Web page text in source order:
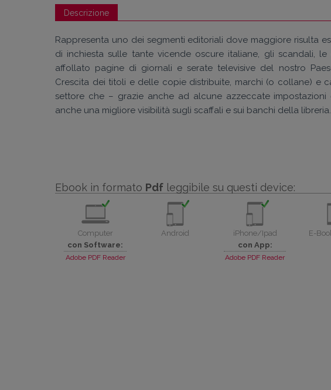
Descrizione
Rappresenta uno dei segmenti editoriali dove maggiore risulta
di inchiesta sulle tante vicende oscure italiane, gli scandali,
affollato pagine di giornali e serate televisive del nostro
Crescita dei titoli e delle copie distribuite, marchi (o collane) e
settore che – grazie anche ad alcune azzeccate
anche una migliore visibilità sugli scaffali e sui banchi della libreria.
Ebook in formato Pdf leggibile su questi device:
Computer
con Software:
Adobe PDF Reader
Android
iPhone/Ipad
con App:
Adobe PDF Reader
E-